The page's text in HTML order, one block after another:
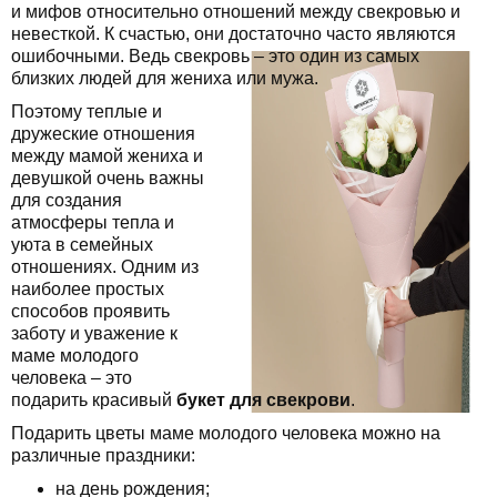
и мифов относительно отношений между свекровью и
невесткой. К счастью, они достаточно часто являются
ошибочными. Ведь свекровь – это один из самых
близких людей для жениха или мужа.
Поэтому теплые и
дружеские отношения
между мамой жениха и
девушкой очень важны
для создания
атмосферы тепла и
уюта в семейных
отношениях. Одним из
наиболее простых
способов проявить
заботу и уважение к
маме молодого
человека – это
подарить красивый букет для свекрови.
Подарить цветы маме молодого человека можно на
различные праздники:
на день рождения;